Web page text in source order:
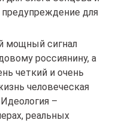
для
мощный сигнал
россиянину, а
четкий и очень
человеческая
–
реальных